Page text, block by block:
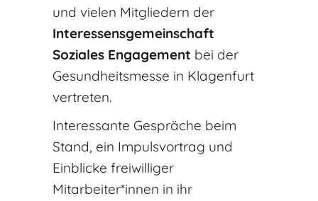
und vielen Mitgliedern der
Interessensgemeinschaft
Soziales Engagement bei der
Gesundheitsmesse in Klagenfurt
vertreten.
Interessante Gespräche beim
Stand, ein Impulsvortrag und
Einblicke freiwilliger
Mitarbeiter*innen in ihr